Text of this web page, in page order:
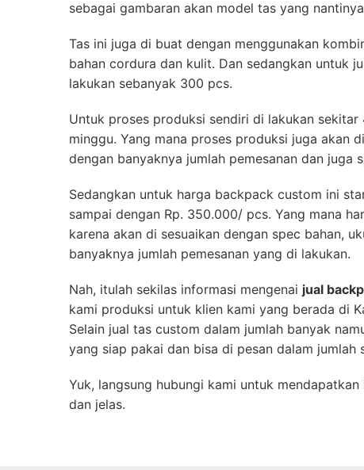
sebagai gambaran akan model tas yang
Tas ini juga di buat dengan menggunakan
bahan cordura dan kulit. Dan sedangkan untuk
lakukan sebanyak 300 pcs.
Untuk proses produksi sendiri di lakukan sekitar
minggu. Yang mana proses produksi juga akan
dengan banyaknya jumlah pemesanan dan juga
Sedangkan untuk harga backpack custom ini
sampai dengan Rp. 350.000/ pcs. Yang mana
karena akan di sesuaikan dengan spec bahan,
banyaknya jumlah pemesanan yang di lakukan.
Nah, itulah sekilas informasi mengenai jual
kami produksi untuk klien kami yang berada di
Selain jual tas custom dalam jumlah banyak
yang siap pakai dan bisa di pesan dalam jumlah
Yuk, langsung hubungi kami untuk
dan jelas.